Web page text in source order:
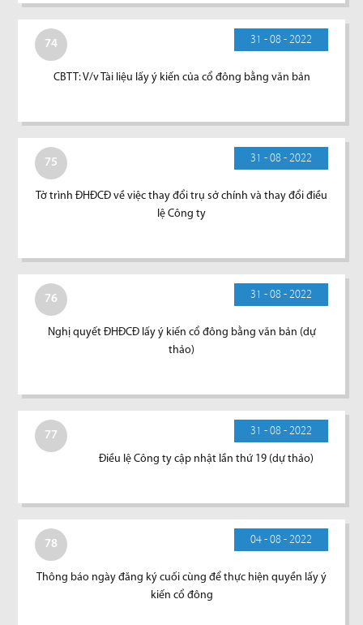
74 31 - 08 - 2022
CBTT: V/v Tài liệu lấy ý kiến của cổ đông bằng văn bản
75 31 - 08 - 2022
Tờ trình ĐHĐCĐ về việc thay đổi trụ sở chính và thay đổi điều
lệ Công ty
76 31 - 08 - 2022
Nghị quyết ĐHĐCĐ lấy ý kiến cổ đông bằng văn bản (dự
thảo)
77 31 - 08 - 2022
Điều lệ Công ty cập nhật lần thứ 19 (dự thảo)
78 04 - 08 - 2022
Thông báo ngày đăng ký cuối cùng để thực hiện quyền lấy ý
kiến cổ đông